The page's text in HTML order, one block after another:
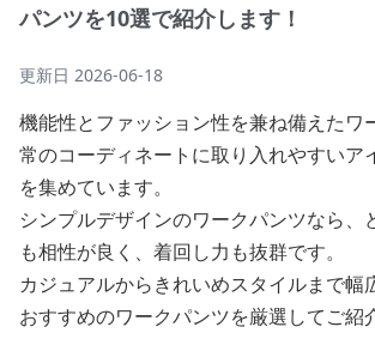
パンツを10選で紹介します！
更新日 2026-06-18
機能性とファッション性を兼ね備えたワ
常のコーディネートに取り入れやすいア
を集めています。
シンプルデザインのワークパンツなら、
も相性が良く、着回し力も抜群です。
カジュアルからきれいめスタイルまで幅
おすすめのワークパンツを厳選してご紹